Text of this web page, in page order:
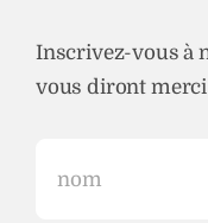
Inscrivez-vous à
vous diront merci